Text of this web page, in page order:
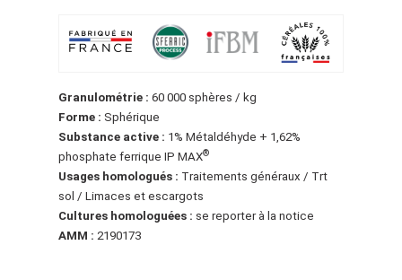
Granulométrie : 60 000 sphères / kg
Forme : Sphérique
Substance active : 1% Métaldéhyde + 1,62%
phosphate ferrique IP MAX®
Usages homologués : Traitements généraux / Trt
sol / Limaces et escargots
Cultures homologuées : se reporter à la notice
AMM : 2190173